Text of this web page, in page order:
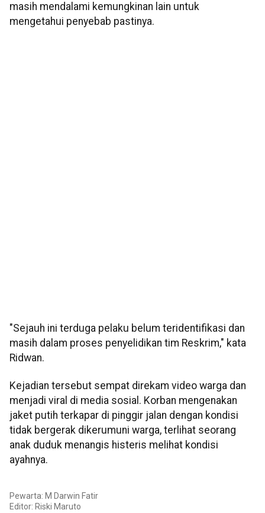
masih mendalami kemungkinan lain untuk
mengetahui penyebab pastinya.
"Sejauh ini terduga pelaku belum teridentifikasi dan
masih dalam proses penyelidikan tim Reskrim," kata
Ridwan.
Kejadian tersebut sempat direkam video warga dan
menjadi viral di media sosial. Korban mengenakan
jaket putih terkapar di pinggir jalan dengan kondisi
tidak bergerak dikerumuni warga, terlihat seorang
anak duduk menangis histeris melihat kondisi
ayahnya.
Pewarta: M Darwin Fatir
Editor: Riski Maruto